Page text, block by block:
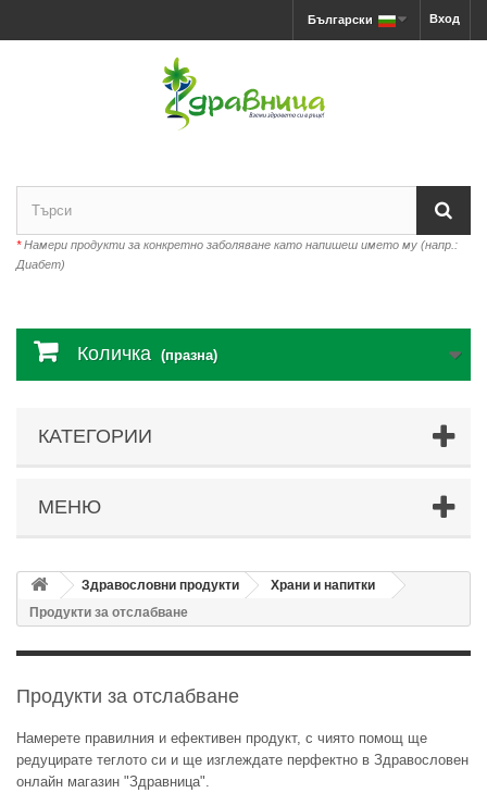
Вход
Български
*Намери продукти за конкретно заболяване като напишеш името му (напр.:
Диабет)
Количка (празна)
КАТЕГОРИИ
МЕНЮ
Здравословни продукти
Храни и напитки
Продукти за отслабване
Продукти за отслабване
Намерете правилния и ефективен продукт, с чиято помощ ще
редуцирате теглото си и ще изглеждате перфектно в Здравословен
онлайн магазин "Здравница".